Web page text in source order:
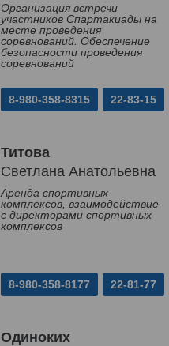
Организация встречи
участников Спартакиады на
месте проведения
соревнований. Обеспечение
безопасности проведения
соревнований
8-980-358-8315 22-83-15
Титова
Светлана Анатольевна
Аренда спортивных
комплексов, взаимодействие
с директорами спортивных
комплексов
8-980-358-8177 22-81-77
Одиноких